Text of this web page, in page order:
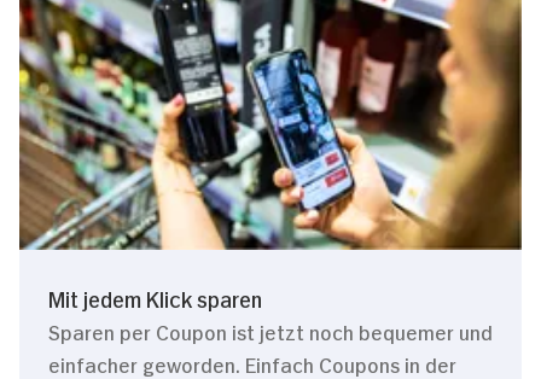
Mit jedem Klick sparen
Sparen per Coupon ist jetzt noch bequemer und
einfacher geworden. Einfach Coupons in der